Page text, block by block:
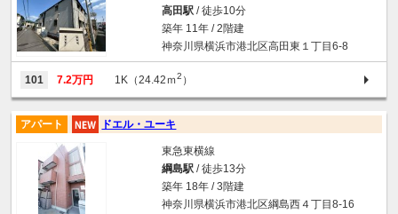
高田駅/ 徒歩10分
築年 11年 / 2階建
神奈川県横浜市港北区高田東１丁目6-8
101 7.2万円 1K（24.42ｍ2 ）
アパート ドエル・ユーキ
東急東横線
綱島駅/ 徒歩13分
築年 18年 / 3階建
神奈川県横浜市港北区綱島西４丁目8-16